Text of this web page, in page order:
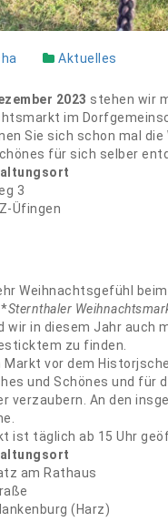
Aktuelles
2023 stehen wir
im
Sie sich schon mal die
für sich selber
3
Üfingen
Weihnachtsgefühl
Sternthaler
wir in diesem Jahr auch
zu finden.
Markt vor dem
und Schönes und für
verzaubern. An den
ist täglich ab 15 Uhr
am Rathaus
(Harz)